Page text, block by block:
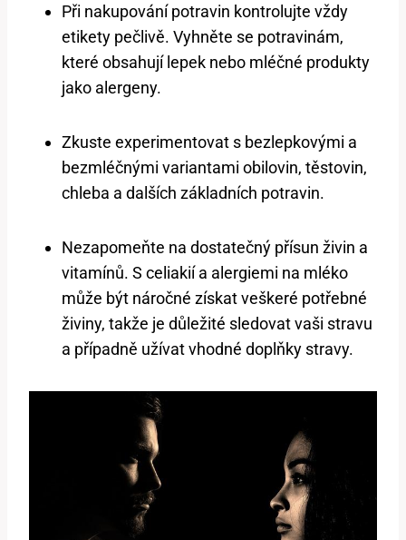
Při nakupování potravin kontrolujte vždy
etikety pečlivě. Vyhněte se potravinám,
které obsahují lepek nebo mléčné produkty
jako alergeny.
Zkuste experimentovat s bezlepkovými a
bezmléčnými variantami obilovin, těstovin,
chleba a dalších základních potravin.
Nezapomeňte na dostatečný přísun živin a
vitamínů. S celiakií a alergiemi na mléko
může být náročné získat veškeré potřebné
živiny, takže je důležité sledovat vaši stravu
a případně užívat vhodné doplňky stravy.